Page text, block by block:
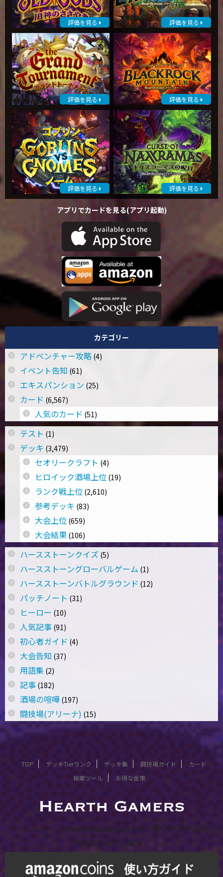
評価を見る 評価を見る
評価を見る 評価を見る
評価を見る 評価を見る
アプリでカードを見る(アプリ起動)
カテゴリー
アドベンチャー攻略 (4)
イベント告知 (61)
エキスパンション (25)
カード (6,567)
人気のカード (51)
テスト (1)
デッキ (3,479)
セオリークラフト (4)
ヒロイック酒場上位 (19)
ランク戦上位 (2,610)
参考デッキ (83)
大会上位 (659)
大会結果 (106)
ハースストーンクイズ (5)
ハースストーングローバルゲーム (1)
ハースストーンバトルグラウンド (12)
パッチノート (31)
ヒーロー (10)
人気記事 (91)
初心者ガイド (4)
大会告知 (37)
用語集 (2)
記事 (182)
酒場の喧嘩 (197)
闘技場(アリーナ) (15)
TOP デッキTierランク デッキ集 闘技場ガイド
カード
検索ツール
お得な金策
ハースストーン/Hearthstoneにおける、強いデッキと使い
方をまとめています。